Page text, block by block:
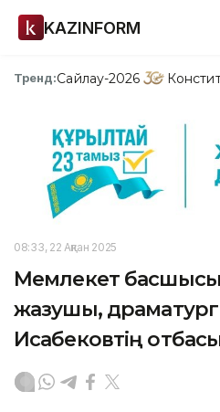
KAZINFORM
Тренд:Сайлау-2026
08:33, 22 Ақпан 2025
Мемлекет басшысы
жазушы,
Исабековтің